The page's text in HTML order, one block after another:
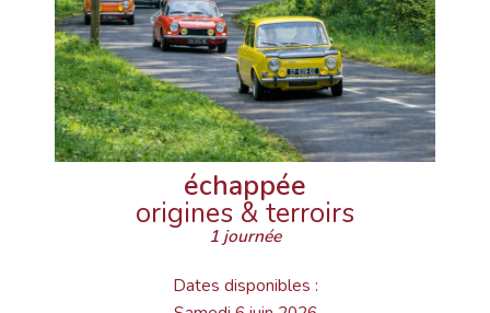
échappée
origines & terroirs
1 journée
Dates disponibles :